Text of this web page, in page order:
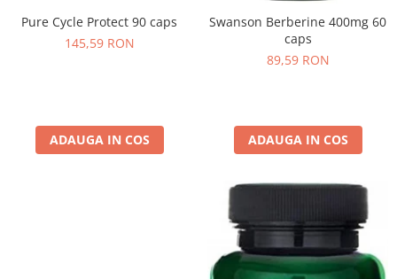
Pure Cycle Protect 90 caps
145,59 RON
ADAUGA IN COS
Swanson Berberine 400mg 60
caps
89,59 RON
ADAUGA IN COS